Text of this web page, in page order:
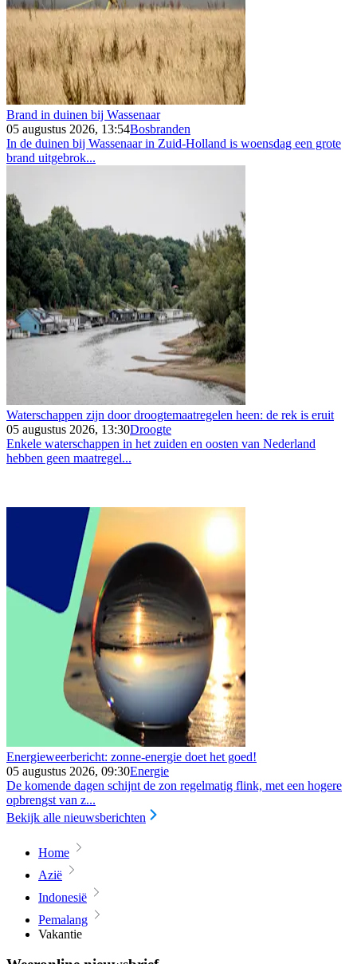
Brand in duinen bij Wassenaar
05 augustus 2026, 13:54Bosbranden
In de duinen bij Wassenaar in Zuid-Holland is woensdag een grote
brand uitgebrok...
Waterschappen zijn door droogtemaatregelen heen: de rek is eruit
05 augustus 2026, 13:30Droogte
Enkele waterschappen in het zuiden en oosten van Nederland
hebben geen maatregel...
Energieweerbericht: zonne-energie doet het goed!
05 augustus 2026, 09:30Energie
De komende dagen schijnt de zon regelmatig flink, met een hogere
opbrengst van z...
Bekijk alle nieuwsberichten
Home
Azië
Indonesië
Pemalang
Vakantie